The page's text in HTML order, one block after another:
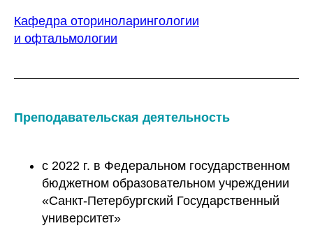
Кафедра оториноларингологии
и офтальмологии
Преподавательская деятельность
с 2022 г. в Федеральном государственном
бюджетном образовательном учреждении
«Санкт-Петербургский Государственный
университет»